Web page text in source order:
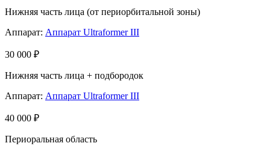
Нижняя часть лица (от периорбитальной зоны)
Аппарат: Аппарат Ultraformer III
30 000 ₽
Нижняя часть лица + подбородок
Аппарат: Аппарат Ultraformer III
40 000 ₽
Периоральная область